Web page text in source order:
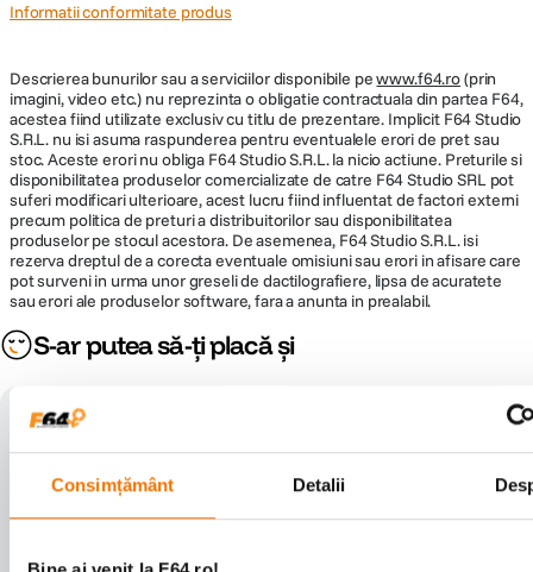
Consimțământ Detalii
Informatii conformitate produs
Descrierea bunurilor sau a serviciilor disponibile pewww.f64.ro(prin
imagini, video etc.) nu reprezinta o obligatie contractuala din partea F64,
acestea fiind utilizate exclusiv cu titlu de prezentare. Implicit F64 Studio
S.R.L. nu isi asuma raspunderea pentru eventualele erori de pret sau
stoc. Aceste erori nu obliga F64 Studio S.R.L. la nicio actiune. Preturile si
disponibilitatea produselor comercializate de catre F64 Studio SRL pot
suferi modificari ulterioare, acest lucru fiind influentat de factori externi
precum politica de preturi a distribuitorilor sau disponibilitatea
produselor pe stocul acestora. De asemenea, F64 Studio S.R.L. isi
rezerva dreptul de a corecta eventuale omisiuni sau erori in afisare care
pot surveni in urma unor greseli de dactilografiere, lipsa de acuratete
sau erori ale produselor software, fara a anunta in prealabil.
S-ar putea să-ți placă și